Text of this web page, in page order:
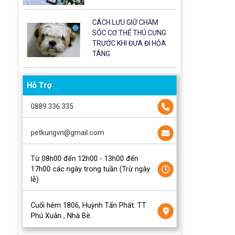
CÁCH LƯU GIỮ CHĂM
SÓC CƠ THỂ THÚ CƯNG
TRƯỚC KHI ĐƯA ĐI HỎA
TÁNG
Hỗ Trợ
0889.336.335
petkungvn@gmail.com
Từ 08h00 đến 12h00 - 13h00 đến
17h00 các ngày trong tuần (Trừ ngày
lễ)
Cuối hẻm 1806, Huỳnh Tấn Phát. TT
Phú Xuân , Nhà Bè.